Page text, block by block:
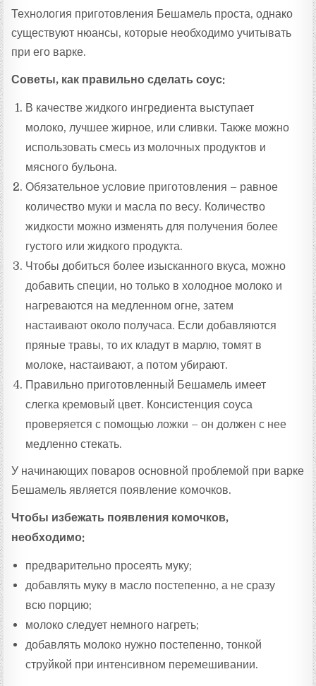
Технология приготовления Бешамель проста, однако
существуют нюансы, которые необходимо учитывать
при его варке.
Советы, как правильно сделать соус:
В качестве жидкого ингредиента выступает
молоко, лучшее жирное, или сливки. Также можно
использовать смесь из молочных продуктов и
мясного бульона.
Обязательное условие приготовления – равное
количество муки и масла по весу. Количество
жидкости можно изменять для получения более
густого или жидкого продукта.
Чтобы добиться более изысканного вкуса, можно
добавить специи, но только в холодное молоко и
нагреваются на медленном огне, затем
настаивают около получаса. Если добавляются
пряные травы, то их кладут в марлю, томят в
молоке, настаивают, а потом убирают.
Правильно приготовленный Бешамель имеет
слегка кремовый цвет. Консистенция соуса
проверяется с помощью ложки – он должен с нее
медленно стекать.
У начинающих поваров основной проблемой при варке
Бешамель является появление комочков.
Чтобы избежать появления комочков,
необходимо:
предварительно просеять муку;
добавлять муку в масло постепенно, а не сразу
всю порцию;
молоко следует немного нагреть;
добавлять молоко нужно постепенно, тонкой
струйкой при интенсивном перемешивании.